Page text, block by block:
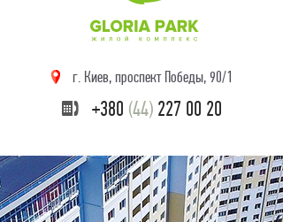
г. Киев, проспект Победы, 90/1
+380 (44)227 00 20